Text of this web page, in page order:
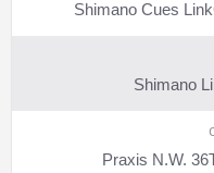
Shimano Cues
Shimano
Praxis N.W.